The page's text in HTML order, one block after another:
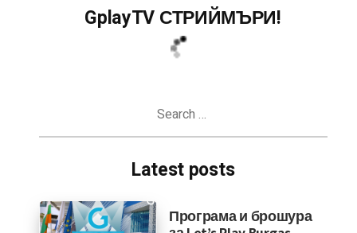
GplayTV СТРИЙМЪРИ!
Latest posts
Програма и брошура